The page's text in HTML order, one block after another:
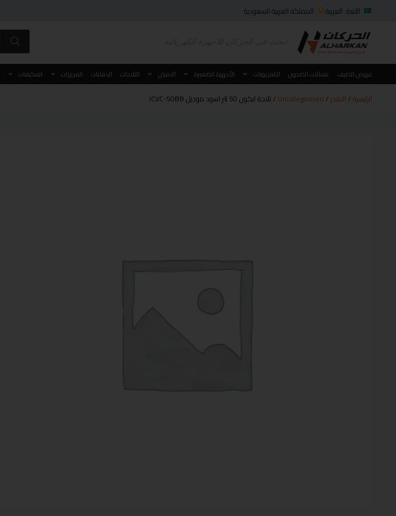
اللغة: العربية المملكة العربية السعودية
عروض الصيف غسالات الصحون التلفزيونات الأجهزة الصغيرة الافران الثلاجات الدفايات الفريزرات المكيفات
الرئيسية/ المتجر /
Uncategorized / ثلاجة ايكون 50 لتر اسود موديل ICVC-50BB